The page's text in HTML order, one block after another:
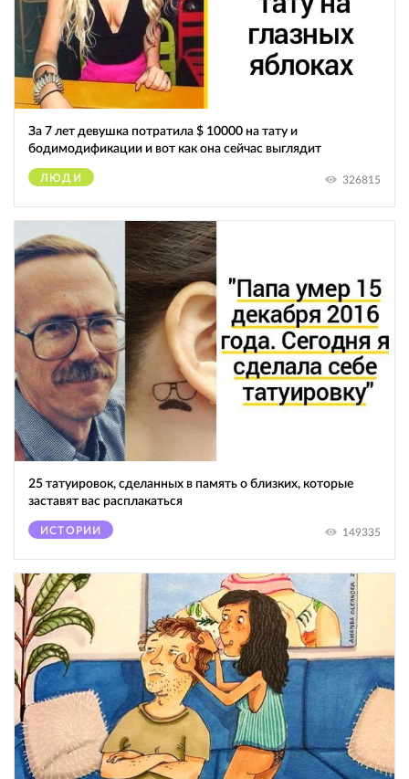
За 7 лет девушка потратила $ 10000 на тату и
бодимодификации и вот как она сейчас выглядит
ЛЮДИ 326815
25 татуировок, сделанных в память о близких, которые
заставят вас расплакаться
ИСТОРИИ 149335